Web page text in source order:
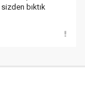
bıktık